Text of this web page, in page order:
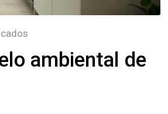
ambiental de